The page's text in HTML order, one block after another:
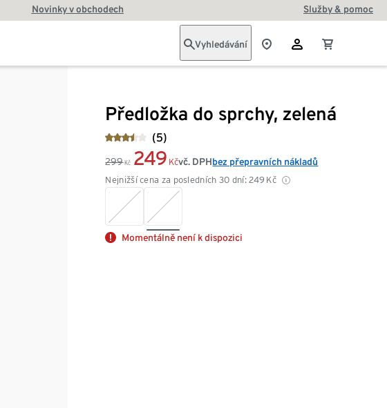
Novinky v obchodech Služby & pomoc
Vyhledávání
Předložka do sprchy, zelená
(5)
299 Kč 249 Kč
Nejnižší cena za posledních 30 dní: 249 Kč
vč. DPHbez přepravních nákladů
Momentálně není k dispozici